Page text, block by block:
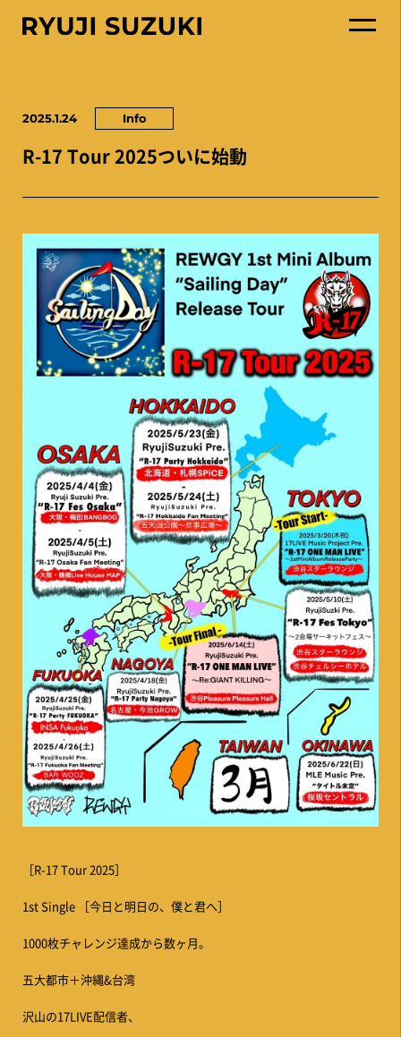
2025.1.24 Info
R-17 Tour 2025ついに始動
［R-17 Tour 2025］
1st Single ［今日と明日の、僕と君へ］
1000枚チャレンジ達成から数ヶ月。
五大都市＋沖縄&台湾
沢山の17LIVE配信者、